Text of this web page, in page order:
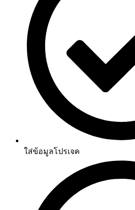
ใส่ข้อมูลโปรเจค